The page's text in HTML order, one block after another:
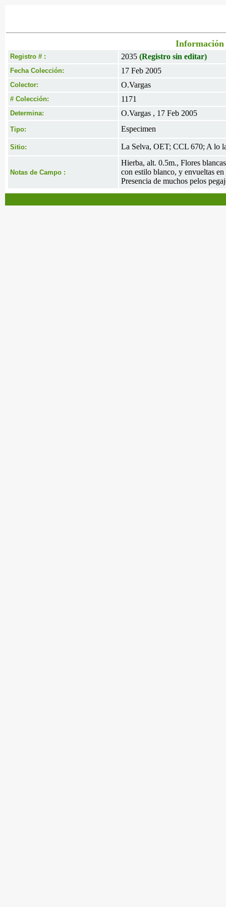
Información
Registro # : 2035 (Registro sin editar)
Fecha Colección: 17 Feb 2005
Colector: O.Vargas
# Colección: 1171
Determina: O.Vargas , 17 Feb 2005
Tipo: Especimen
Sitio: La Selva, OET; CCL 670; A lo
Notas de Campo :
Hierba, alt. 0.5m., Flores
con estilo blanco, y envueltas
Presencia de muchos pelos